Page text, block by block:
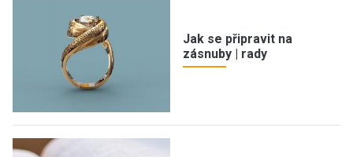
Jak se připravit na
zásnuby | rady